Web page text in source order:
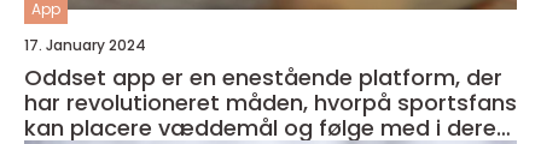
App
17. January 2024
Oddset app er en enestående platform, der
har revolutioneret måden, hvorpå sportsfans
kan placere væddemål og følge med i deres